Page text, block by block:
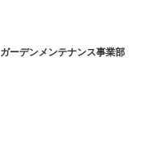
ガーデンメンテナンス事業部